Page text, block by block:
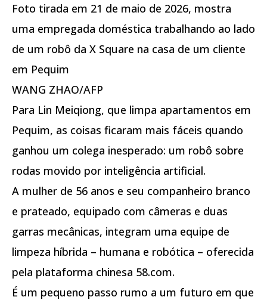
Foto tirada em 21 de maio de 2026, mostra
uma empregada doméstica trabalhando ao lado
de um robô da X Square na casa de um cliente
em Pequim
WANG ZHAO/AFP
Para Lin Meiqiong, que limpa apartamentos em
Pequim, as coisas ficaram mais fáceis quando
ganhou um colega inesperado: um robô sobre
rodas movido por inteligência artificial.
A mulher de 56 anos e seu companheiro branco
e prateado, equipado com câmeras e duas
garras mecânicas, integram uma equipe de
limpeza híbrida – humana e robótica – oferecida
pela plataforma chinesa 58.com.
É um pequeno passo rumo a um futuro em que